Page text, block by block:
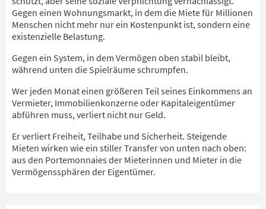
Gegen einen Wohnungsmarkt, in dem die Miete für Millionen
Menschen nicht mehr nur ein Kostenpunkt ist, sondern eine
existenzielle Belastung.
Gegen ein System, in dem Vermögen oben stabil bleibt,
während unten die Spielräume schrumpfen.
Wer jeden Monat einen größeren Teil seines Einkommens an
Vermieter, Immobilienkonzerne oder Kapitaleigentümer
abführen muss, verliert nicht nur Geld.
Er verliert Freiheit, Teilhabe und Sicherheit. Steigende
Mieten wirken wie ein stiller Transfer von unten nach oben:
aus den Portemonnaies der Mieterinnen und Mieter in die
Vermögenssphären der Eigentümer.